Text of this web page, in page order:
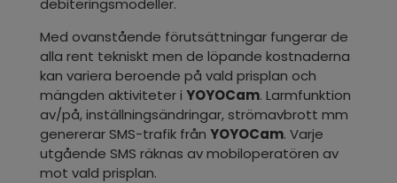
debiteringsmodeller.
Med ovanstående förutsättningar fungerar de
alla rent tekniskt men de löpande kostnaderna
kan variera beroende på vald prisplan och
mängden aktiviteter i YOYOCam. Larmfunktion
av/på, inställningsändringar, strömavbrott mm
genererar SMS-trafik från YOYOCam. Varje
utgående SMS räknas av mobiloperatören av
mot vald prisplan.